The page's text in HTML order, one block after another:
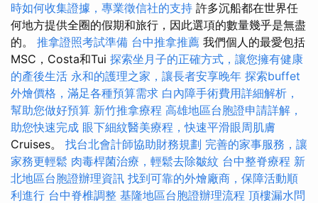
時如何收集證據，專業徵信社的支持 許多沉船都在世界任
何地方提供全圈的假期和旅行，因此選項的數量幾乎是無盡
的。 推拿證照考試準備 台中推拿推薦 我們個人的最愛包括
MSC，Costa和Tui 探索坐月子的正確方式，讓您擁有健康
的產後生活 永和的護理之家，讓長者安享晚年 探索buffet
外燴價格，滿足各種預算需求 白內障手術費用詳細解析，
幫助您做好預算 新竹推拿療程 高雄地區台胞證申請詳解，
助您快速完成 眼下細紋醫美療程，快速平滑眼周肌膚
Cruises。 找台北會計師協助財務規劃 完善的家事服務，讓
家務更輕鬆 肉毒桿菌治療，輕鬆去除皺紋 台中整脊療程 新
北地區台胞證辦理資訊 找到可靠的外燴廠商，保障活動順
利進行 台中脊椎調整 基隆地區台胞證辦理流程 頂樓漏水問